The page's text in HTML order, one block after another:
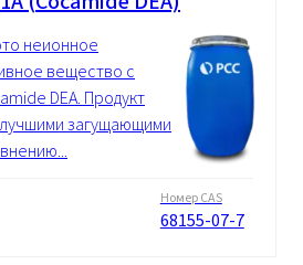
неионное
вещество с
DEA. Продукт
загущающими
Номер CAS
68155-07-7